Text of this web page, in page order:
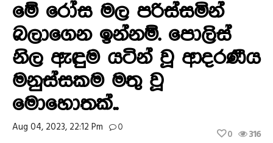
මේ රෝස මල පරිස්සමින්
බලාගෙන ඉන්නම්. පොලිස්
නිල ඇඳුම යටින් වූ ආදරණීය
මනුස්සකම මතු වූ
මොහොතක්..
Aug 04, 2023, 22:12 Pm 0 316
0